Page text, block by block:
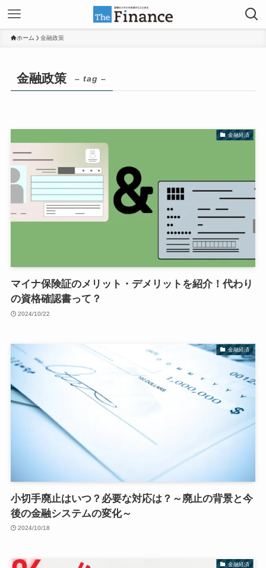
ホーム 金融政策
金融政策 – tag –
金融経済
マイナ保険証のメリット・デメリットを紹介！代わり
の資格確認書って？
2024/10/22
金融経済
小切手廃止はいつ？必要な対応は？～廃止の背景と今
後の金融システムの変化～
2024/10/18
金融経済